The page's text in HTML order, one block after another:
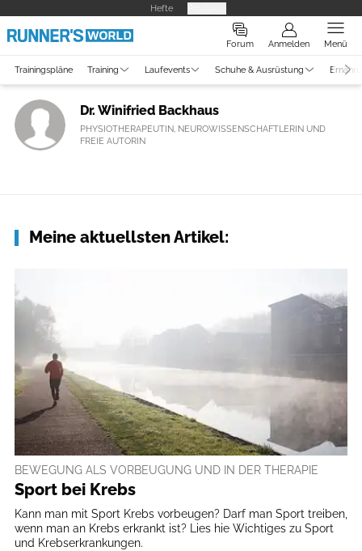
Hefte
Forum Anmelden Menü
Trainingspläne Training Laufevents Schuhe & Ausrüstung
Dr. Winifried Backhaus
PHYSIOTHERAPEUTIN, NEUROWISSENSCHAFTLERIN UND
FREIE AUTORIN
Meine aktuellsten Artikel:
BEWEGUNG ALS VORBEUGUNG UND IN DER THERAPIE
Sport bei Krebs
Kann man mit Sport Krebs vorbeugen? Darf man Sport treiben,
wenn man an Krebs erkrankt ist? Lies hie Wichtiges zu Sport
und Krebserkrankungen.